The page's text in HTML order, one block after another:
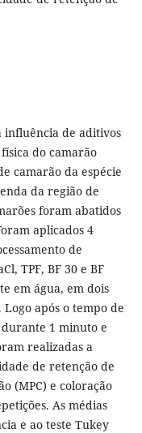
influência de aditivos
do camarão
camarão da espécie
da região de
foram abatidos
aplicados 4
de
TPF, BF 30 e BF
em água, em dois
após o tempo de
1 minuto e
realizadas a
de retenção de
(MPC) e coloração
As médias
e ao teste Tukey